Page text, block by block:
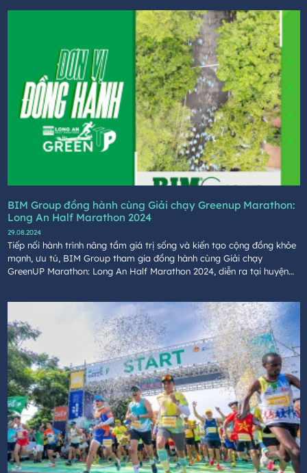
vệ môi trường, văn hóa đồng bằng Sông Cửu Long.
BIM Group đồng hành cùng Giải chạy Greenup Marathon:
Long An Half Marathon 2024
29.08.2024
Tiếp nối hành trình nâng tầm giá trị sống và kiến tạo cộng đồng khỏe
mạnh, ưu tú, BIM Group tham gia đồng hành cùng Giải chạy
GreenUP Marathon: Long An Half Marathon 2024, diễn ra tại huyện